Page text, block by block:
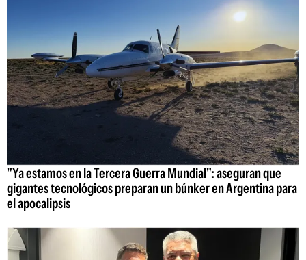
"Ya estamos en la Tercera Guerra Mundial": aseguran que
gigantes tecnológicos preparan un búnker en Argentina para
el apocalipsis